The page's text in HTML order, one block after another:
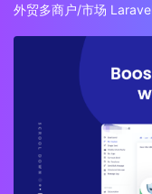
外贸多商户/市场